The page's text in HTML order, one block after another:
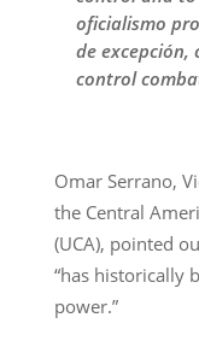
oficialismo
de excepción,
control
Omar Serrano,
the Central
(UCA), pointed
“has historically
power.”